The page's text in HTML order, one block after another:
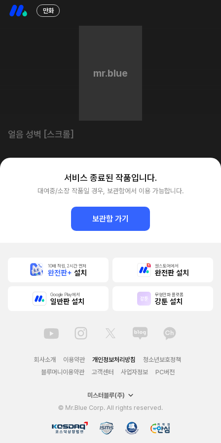
만화
얼음 성벽 [스크롤]
서비스 종료된 작품입니다.
대여중/소장 작품일 경우, 보관함에서 이용 가능합니다.
보관함 가기
10배 적립, 2시간 먼저
완전판+ 설치
원스토어에서
완전판 설치
Google Play에서
일반판 설치
무협만화 플랫폼
강툰 설치
회사소개 이용약관 개인정보처리방침
청소년보호정책
블루머니이용약관
고객센터 사업자정보 PC버전
미스터블루(주)
© Mr.Blue Corp. All rights reserved.